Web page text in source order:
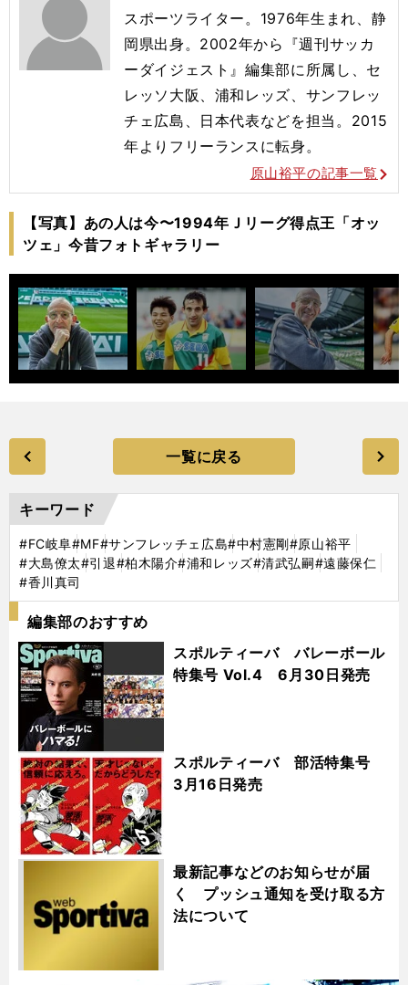
スポーツライター。1976年生まれ、静
岡県出身。2002年から『週刊サッカ
ーダイジェスト』編集部に所属し、セ
レッソ大阪、浦和レッズ、サンフレッ
チェ広島、日本代表などを担当。2015
年よりフリーランスに転身。
原山裕平の記事一覧
【写真】あの人は今〜1994年Ｊリーグ得点王「オッ
ツェ」今昔フォトギャラリー
一覧に戻る
キーワード
#FC岐阜#MF#サンフレッチェ広島#中村憲剛#原山裕平
#大島僚太#引退#柏木陽介#浦和レッズ#清武弘嗣#遠藤保仁
#香川真司
編集部のおすすめ
スポルティーバ バレーボール
特集号 Vol.4 6月30日発売
スポルティーバ 部活特集号
3月16日発売
最新記事などのお知らせが届
く プッシュ通知を受け取る方
法について